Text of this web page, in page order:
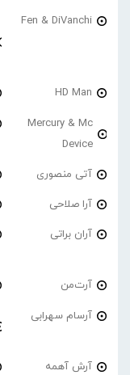
Fen & DiVanchi
HD Man
Mercury & Mc
Device
آتی منصوری
آرا صلاحی
آران براتی
آرت‌من
آرسام سهرابی
آرش آهمه